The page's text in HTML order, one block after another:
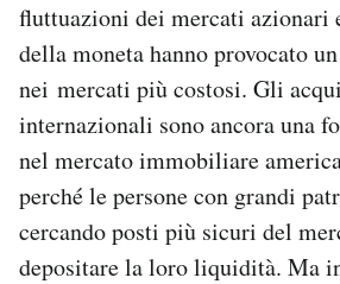
fluttuazioni dei mercati azionari
della moneta hanno provocato
nei mercati più costosi. Gli
internazionali sono ancora una
nel mercato immobiliare
perché le persone con grandi
cercando posti più sicuri del
depositare la loro liquidità. Ma